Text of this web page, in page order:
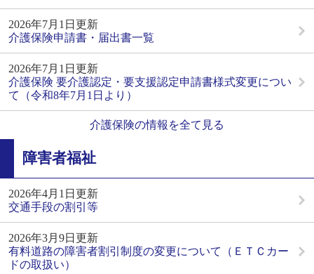
2026年7月1日更新
介護保険申請書・届出書一覧
2026年7月1日更新
介護保険 要介護認定・要支援認定申請書様式変更につい
て（令和8年7月1日より）
介護保険の情報を全て見る
障害者福祉
2026年4月1日更新
交通手段の割引等
2026年3月9日更新
有料道路の障害者割引制度の変更について（ＥＴＣカー
ドの取扱い）